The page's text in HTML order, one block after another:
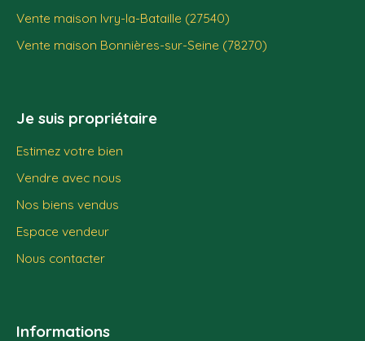
Vente maison Ivry-la-Bataille (27540)
Vente maison Bonnières-sur-Seine (78270)
Je suis propriétaire
Estimez votre bien
Vendre avec nous
Nos biens vendus
Espace vendeur
Nous contacter
Informations